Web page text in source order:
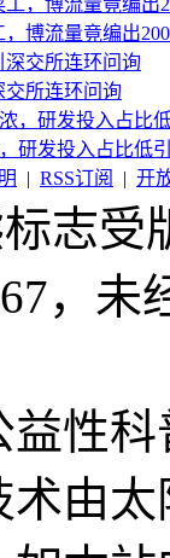
博流量竟编出
交所连环问询
研发投入占比低
| RSS订阅 | 开
志
，
性
由